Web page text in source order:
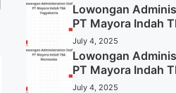
Lowongan
PT Mayora Indah
Tahun 2025
July 4, 2025
Lowongan
PT Mayora Indah
Tahun 2025
July 4, 2025